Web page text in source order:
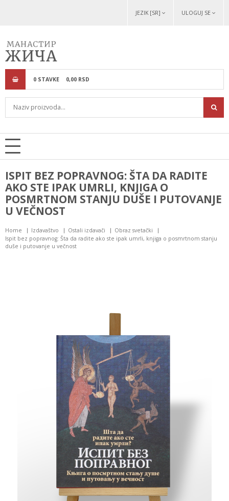
JEZIK [SR] ULOGUJ SE
0 STAVKE 0,00 RSD
ISPIT BEZ POPRAVNOG: ŠTA DA RADITE
AKO STE IPAK UMRLI, KNJIGA O
POSMRTNOM STANJU DUŠE I PUTOVANJE
U VEČNOST
Home Izdavaštvo Ostali izdavači
Obraz svetački
Ispit bez popravnog: Šta da radite ako ste ipak umrli, knjiga o posmrtnom stanju
duše i putovanje u večnost